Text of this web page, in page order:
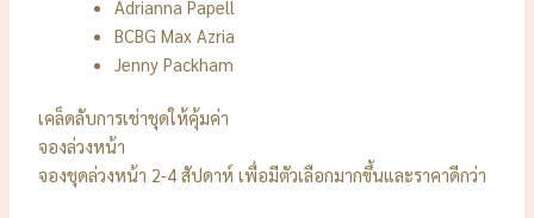
Adrianna Papell
BCBG Max Azria
Jenny Packham
เคล็ดลับการเช่าชุดให้คุ้มค่า
จองล่วงหน้า
จองชุดล่วงหน้า 2-4 สัปดาห์ เพื่อมีตัวเลือกมากขึ้นและราคาดีกว่า